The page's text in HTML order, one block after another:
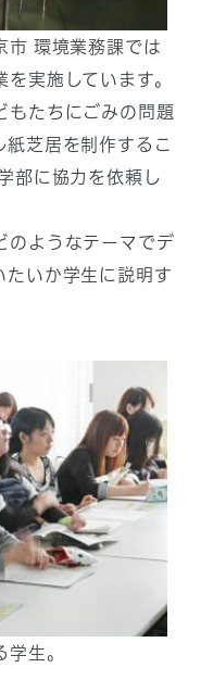
市 環境業務課では
実施しています。
もたちにごみの問題
紙芝居を制作するこ
部に協力を依頼し
のようなテーマでデ
たいか学生に説明す
生。